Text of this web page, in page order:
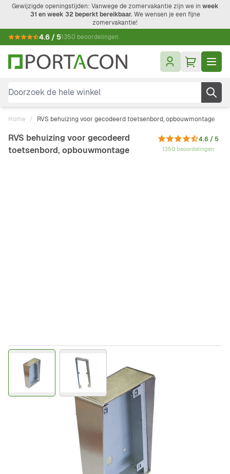
Ga naar de inhoud
Gewijzigde openingstijden: Vanwege de zomervakantie zijn we in week
31 en week 32 beperkt bereikbaar.We wensen je een fijne
zomervakantie!
4.6 / 51350 beoordelingen
Doorzoek de hele winkel
Home / RVS behuizing voor gecodeerd toetsenbord, opbouwmontage
RVS behuizing voor gecodeerd
toetsenbord, opbouwmontage
4.6 / 5
1350 beoordelingen
View larger image
12-0103 Productgroep B
Incl. BTW